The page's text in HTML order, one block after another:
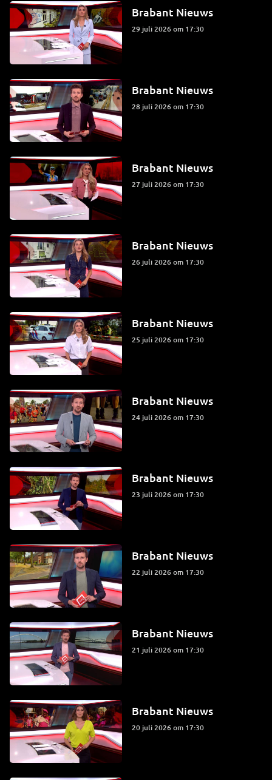
Brabant Nieuws
29 juli 2026 om 17:30
Brabant Nieuws
28 juli 2026 om 17:30
Brabant Nieuws
27 juli 2026 om 17:30
Brabant Nieuws
26 juli 2026 om 17:30
Brabant Nieuws
25 juli 2026 om 17:30
Brabant Nieuws
24 juli 2026 om 17:30
Brabant Nieuws
23 juli 2026 om 17:30
Brabant Nieuws
22 juli 2026 om 17:30
Brabant Nieuws
21 juli 2026 om 17:30
Brabant Nieuws
20 juli 2026 om 17:30